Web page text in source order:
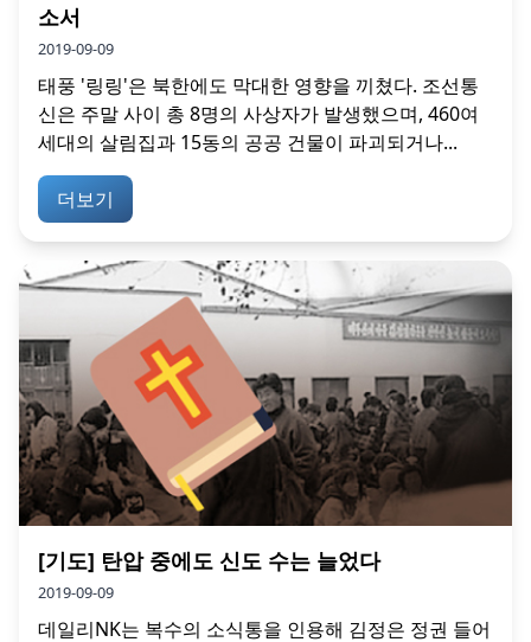
소서
2019-09-09
태풍 '링링'은 북한에도 막대한 영향을 끼쳤다. 조선통
신은 주말 사이 총 8명의 사상자가 발생했으며, 460여
세대의 살림집과 15동의 공공 건물이 파괴되거나...
더보기
[기도] 탄압 중에도 신도 수는 늘었다
2019-09-09
데일리NK는 복수의 소식통을 인용해 김정은 정권 들어